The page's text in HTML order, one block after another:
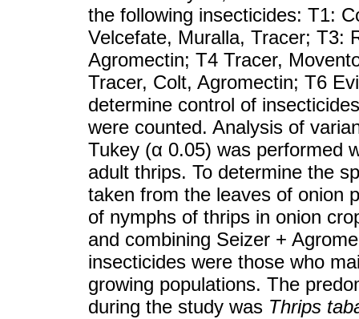
the following insecticides: T1:
Velcefate, Muralla, Tracer; T3:
Agromectin; T4 Tracer,
Tracer, Colt, Agromectin; T6
determine control of
were counted. Analysis of
Tukey (α 0.05) was performed
adult thrips. To determine the
taken from the leaves of onion
of nymphs of thrips in onion
and combining Seizer +
insecticides were those who
growing populations. The
during the study was Thrips